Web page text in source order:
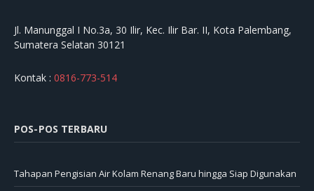
Jl. Manunggal I No.3a, 30 Ilir, Kec. Ilir Bar. II, Kota Palembang,
Sumatera Selatan 30121
Kontak : 0816-773-514
POS-POS TERBARU
Tahapan Pengisian Air Kolam Renang Baru hingga Siap Digunakan